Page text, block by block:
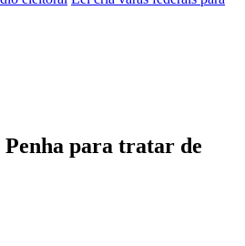
para tratar de